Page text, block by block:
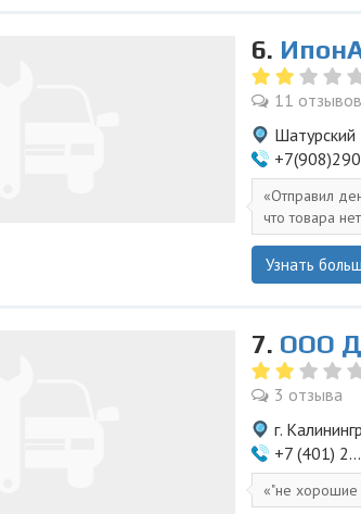
6.
11 отзывов
Шатурский
Отправил
что товара
Узнать
7. ООО
3 отзыва
г.
+7 (401) 2...
"не хорошие